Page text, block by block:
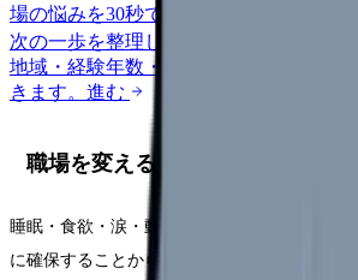
場の悩みを30秒で診断
辞めるべきか迷
次の一歩を整理します。
給料
地域・経験年数・施設形態から、今の
きます。 進む
職場を変える前に確認する5項目
睡眠・食欲・涙・動悸・欠勤衝動を記録し、
に確保することから始めてください。頭の中